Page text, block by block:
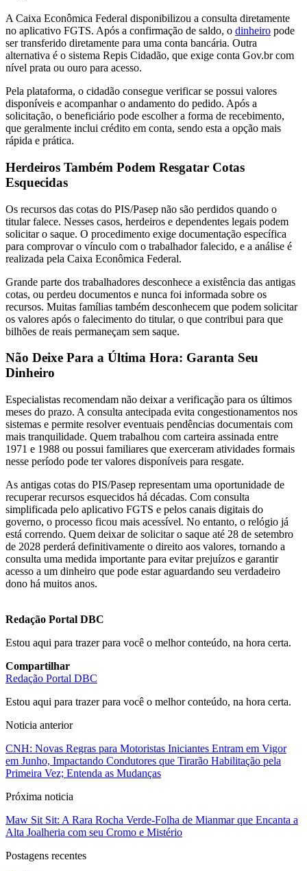
A Caixa Econômica Federal disponibilizou a consulta diretamente
no aplicativo FGTS. Após a confirmação de saldo, o dinheiro pode
ser transferido diretamente para uma conta bancária. Outra
alternativa é o sistema Repis Cidadão, que exige conta Gov.br com
nível prata ou ouro para acesso.
Pela plataforma, o cidadão consegue verificar se possui valores
disponíveis e acompanhar o andamento do pedido. Após a
solicitação, o beneficiário pode escolher a forma de recebimento,
que geralmente inclui crédito em conta, sendo esta a opção mais
rápida e prática.
Herdeiros Também Podem Resgatar Cotas
Esquecidas
Os recursos das cotas do PIS/Pasep não são perdidos quando o
titular falece. Nesses casos, herdeiros e dependentes legais podem
solicitar o saque. O procedimento exige documentação específica
para comprovar o vínculo com o trabalhador falecido, e a análise é
realizada pela Caixa Econômica Federal.
Grande parte dos trabalhadores desconhece a existência das antigas
cotas, ou perdeu documentos e nunca foi informada sobre os
recursos. Muitas famílias também desconhecem que podem solicitar
os valores após o falecimento do titular, o que contribui para que
bilhões de reais permaneçam sem saque.
Não Deixe Para a Última Hora: Garanta Seu
Dinheiro
Especialistas recomendam não deixar a verificação para os últimos
meses do prazo. A consulta antecipada evita congestionamentos nos
sistemas e permite resolver eventuais pendências documentais com
mais tranquilidade. Quem trabalhou com carteira assinada entre
1971 e 1988 ou possui familiares que exerceram atividades formais
nesse período pode ter valores disponíveis para resgate.
As antigas cotas do PIS/Pasep representam uma oportunidade de
recuperar recursos esquecidos há décadas. Com consulta
simplificada pelo aplicativo FGTS e pelos canais digitais do
governo, o processo ficou mais acessível. No entanto, o relógio já
está correndo. Quem deixar de solicitar o saque até 28 de setembro
de 2028 perderá definitivamente o direito aos valores, tornando a
consulta uma medida importante para evitar prejuízos e garantir
acesso a um dinheiro que pode estar aguardando seu verdadeiro
dono há muitos anos.
Redação Portal DBC
Estou aqui para trazer para você o melhor conteúdo, na hora certa.
Compartilhar
Redação Portal DBC
Estou aqui para trazer para você o melhor conteúdo, na hora certa.
Noticia anterior
CNH: Novas Regras para Motoristas Iniciantes Entram em Vigor
em Junho, Impactando Condutores que Tirarão Habilitação pela
Primeira Vez; Entenda as Mudanças
Próxima noticia
Maw Sit Sit: A Rara Rocha Verde-Folha de Mianmar que Encanta a
Alta Joalheria com seu Cromo e Mistério
Postagens recentes